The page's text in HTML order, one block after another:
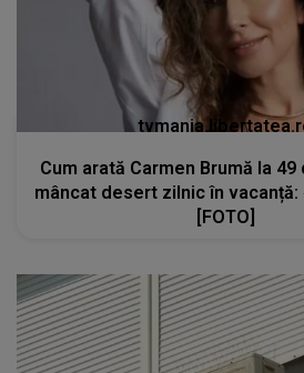
Cum arată Carmen Brumă la 49
mâncat desert zilnic în vacanță:
[FOTO]